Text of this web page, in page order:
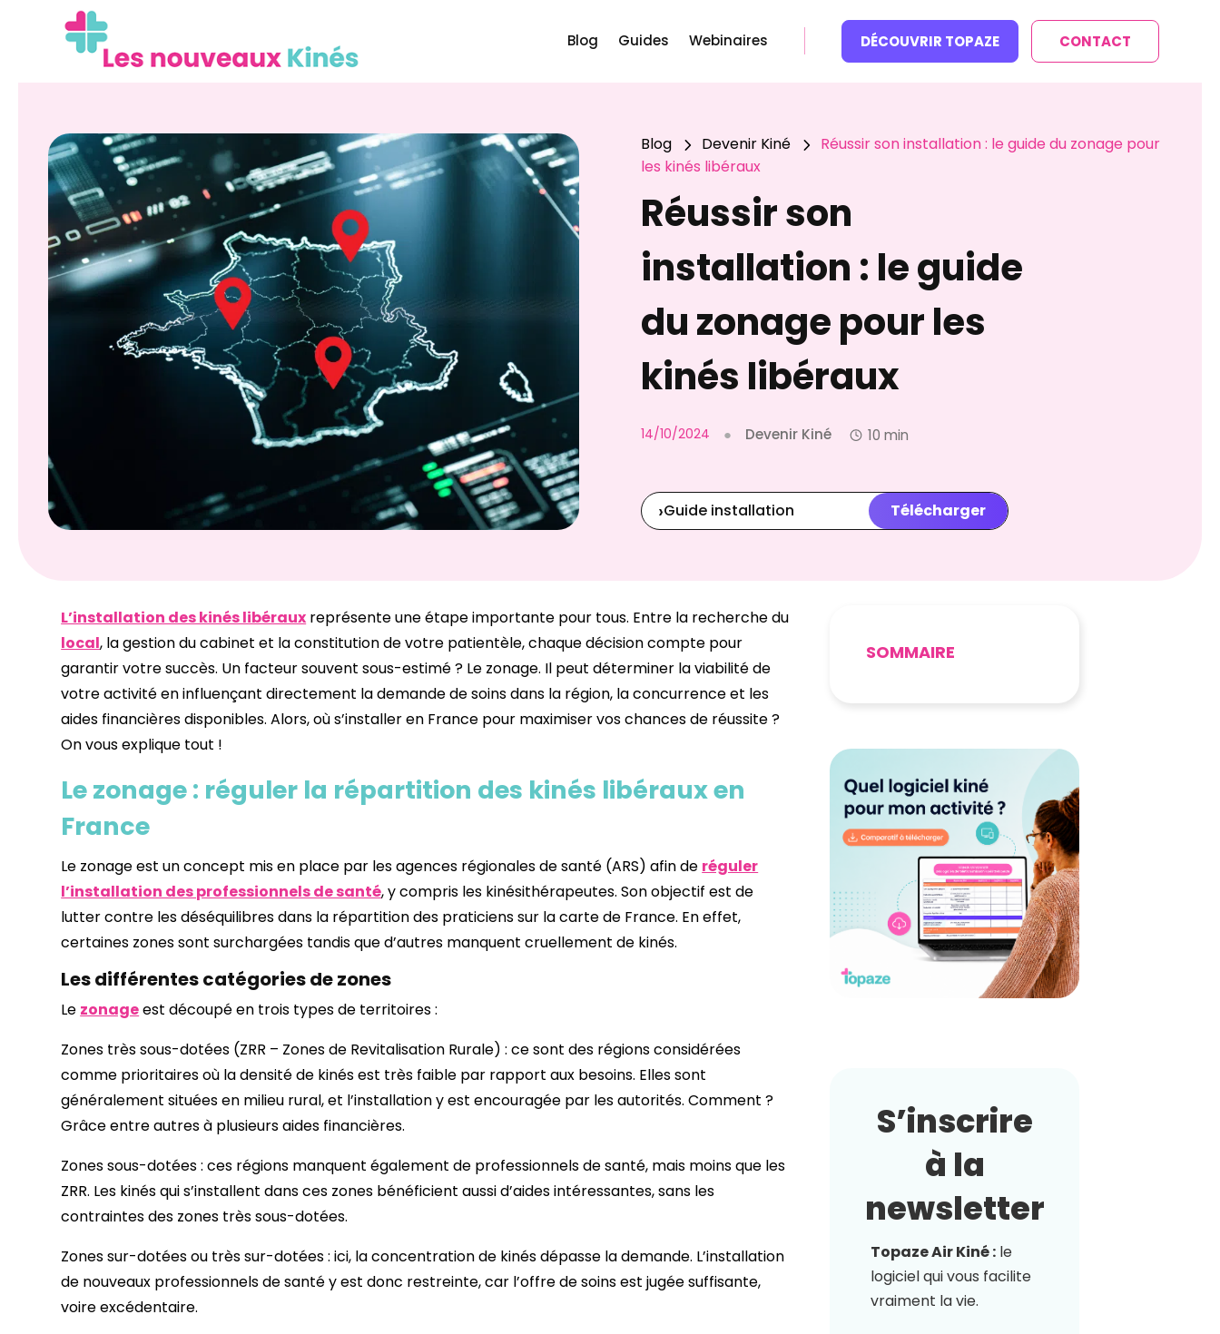
Blog Guides Webinaires DÉCOUVRIR TOPAZE CONTACT
Blog 5 Devenir Kiné 5 Réussir son installation : le guide du zonage pour
les kinés libéraux
Réussir son
installation : le guide
du zonage pour les
kinés libéraux
14/10/2024 ● Devenir Kiné 10 min
›Guide installation Télécharger
L’installation des kinés libéraux représente une étape importante pour tous. Entre la recherche du
local, la gestion du cabinet et la constitution de votre patientèle, chaque décision compte pour
garantir votre succès. Un facteur souvent sous-estimé ? Le zonage. Il peut déterminer la viabilité de
votre activité en influençant directement la demande de soins dans la région, la concurrence et les
aides financières disponibles. Alors, où s’installer en France pour maximiser vos chances de réussite ?
On vous explique tout !
Le zonage : réguler la répartition des kinés libéraux en
France
Le zonage est un concept mis en place par les agences régionales de santé (ARS) afin de réguler
l’installation des professionnels de santé, y compris les kinésithérapeutes. Son objectif est de
lutter contre les déséquilibres dans la répartition des praticiens sur la carte de France. En effet,
certaines zones sont surchargées tandis que d’autres manquent cruellement de kinés.
Les différentes catégories de zones
Le zonageest découpé en trois types de territoires :
Zones très sous-dotées (ZRR – Zones de Revitalisation Rurale) : ce sont des régions considérées
comme prioritaires où la densité de kinés est très faible par rapport aux besoins. Elles sont
généralement situées en milieu rural, et l’installation y est encouragée par les autorités. Comment ?
Grâce entre autres à plusieurs aides financières.
Zones sous-dotées : ces régions manquent également de professionnels de santé, mais moins que les
ZRR. Les kinés qui s’installent dans ces zones bénéficient aussi d’aides intéressantes, sans les
contraintes des zones très sous-dotées.
Zones sur-dotées ou très sur-dotées : ici, la concentration de kinés dépasse la demande. L’installation
de nouveaux professionnels de santé y est donc restreinte, car l’offre de soins est jugée suffisante,
voire excédentaire.
SOMMAIRE
S’inscrire
à la
newsletter
Topaze Air Kiné :le
logiciel qui vous facilite
vraiment la vie.